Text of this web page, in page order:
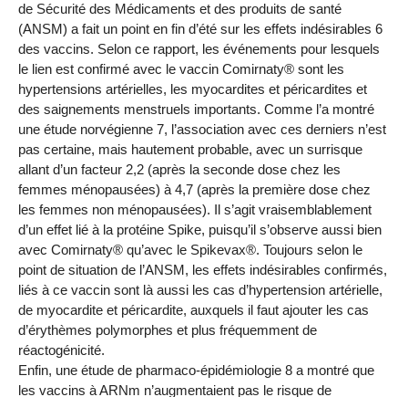
de Sécurité des Médicaments et des produits de santé
(ANSM) a fait un point en fin d’été sur les effets indésirables 6
des vaccins. Selon ce rapport, les événements pour lesquels
le lien est confirmé avec le vaccin Comirnaty® sont les
hypertensions artérielles, les myocardites et péricardites et
des saignements menstruels importants. Comme l’a montré
une étude norvégienne 7, l’association avec ces derniers n’est
pas certaine, mais hautement probable, avec un surrisque
allant d’un facteur 2,2 (après la seconde dose chez les
femmes ménopausées) à 4,7 (après la première dose chez
les femmes non ménopausées). Il s’agit vraisemblablement
d’un effet lié à la protéine Spike, puisqu’il s’observe aussi bien
avec Comirnaty® qu’avec le Spikevax®. Toujours selon le
point de situation de l’ANSM, les effets indésirables confirmés,
liés à ce vaccin sont là aussi les cas d’hypertension artérielle,
de myocardite et péricardite, auxquels il faut ajouter les cas
d’érythèmes polymorphes et plus fréquemment de
réactogénicité.
Enfin, une étude de pharmaco-épidémiologie 8 a montré que
les vaccins à ARNm n’augmentaient pas le risque de